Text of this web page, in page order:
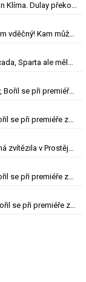
Ubráněná Zbrojovka. Dostali jsme lekci, řekl kapitán Klíma. Dulay překonal kamaráda
Samko se zájemcům připomněl gólem: Karviné jsem vděčný! Kam může odejít Štorman?
Fotbalové přestupy ONLINE: Slavný klub chce Mercada, Sparta ale měla nabídku odmítnout
Zbrojovka - Liberec 0:1. Předehrávku rozhodl Dulay, Bořil se při premiéře za Slovan zranil
ONLINE: Zbrojovka - Liberec 0:1. Skóroval Dulay, Bořil se při premiéře za Slovan zranil
Dukla po skalpu Kroměříže vede druhou ligu. Karviná zvítězila v Prostějově, remíza Ústí
ONLINE: Zbrojovka - Liberec 0:1. Skóroval Dulay, Bořil se při premiéře za Slovan zranil
ONLINE: Zbrojovka - Liberec 0:0. Domácí na vlně, Bořil se při premiéře za Slovan zranil